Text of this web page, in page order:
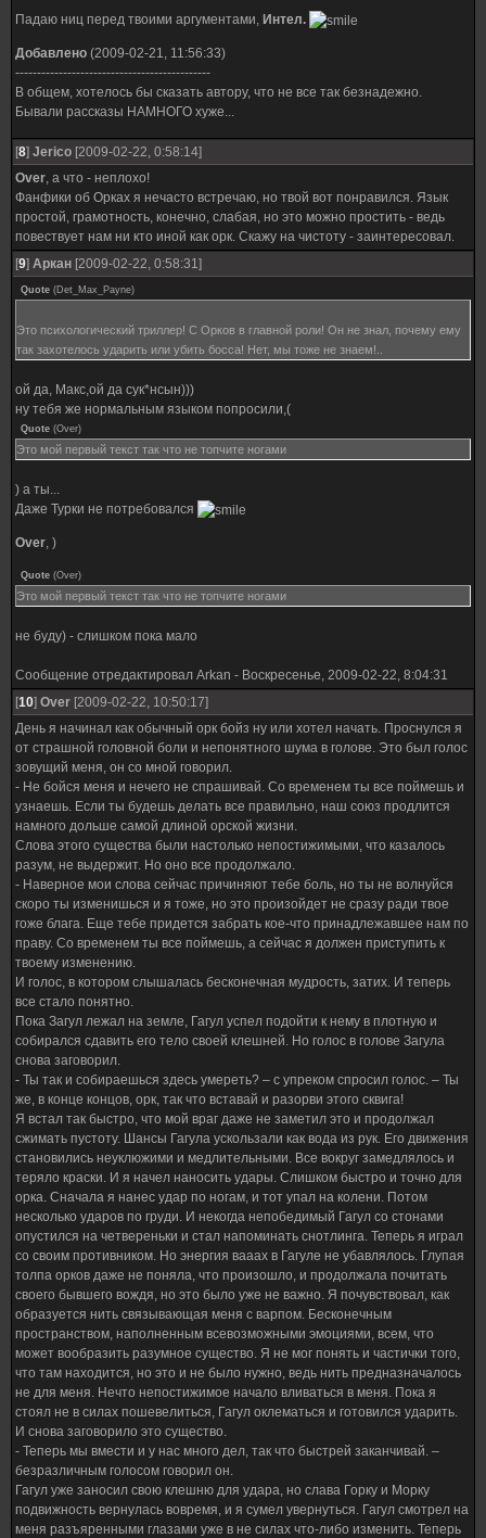
Падаю ниц перед твоими аргументами, Интел.
Добавлено (2009-02-21, 11:56:33)
---------------------------------------------
В общем, хотелось бы сказать автору, что не все так безнадежно.
Бывали рассказы НАМНОГО хуже...
[8] Jerico [2009-02-22, 0:58:14]
Over, а что - неплохо!
Фанфики об Орках я нечасто встречаю, но твой вот понравился. Язык
простой, грамотность, конечно, слабая, но это можно простить - ведь
повествует нам ни кто иной как орк. Скажу на чистоту - заинтересовал.
[9] Аркан [2009-02-22, 0:58:31]
Quote (Det_Max_Payne)
Это психологический триллер! С Орков в главной роли! Он не знал, почему ему
так захотелось ударить или убить босса! Нет, мы тоже не знаем!..
ой да, Макс,ой да сук*нсын)))
ну тебя же нормальным языком попросили,(
Quote (Over)
Это мой первый текст так что не топчите ногами
) а ты...
Даже Турки не потребовался
Over, )
Quote (Over)
Это мой первый текст так что не топчите ногами
не буду) - слишком пока мало
Сообщение отредактировал Arkan - Воскресенье, 2009-02-22, 8:04:31
[10] Over [2009-02-22, 10:50:17]
День я начинал как обычный орк бойз ну или хотел начать. Проснулся я
от страшной головной боли и непонятного шума в голове. Это был голос
зовущий меня, он со мной говорил.
- Не бойся меня и нечего не спрашивай. Со временем ты все поймешь и
узнаешь. Если ты будешь делать все правильно, наш союз продлится
намного дольше самой длиной орской жизни.
Слова этого существа были настолько непостижимыми, что казалось
разум, не выдержит. Но оно все продолжало.
- Наверное мои слова сейчас причиняют тебе боль, но ты не волнуйся
скоро ты изменишься и я тоже, но это произойдет не сразу ради твое
гоже блага. Еще тебе придется забрать кое-что принадлежавшее нам по
праву. Со временем ты все поймешь, а сейчас я должен приступить к
твоему изменению.
И голос, в котором слышалась бесконечная мудрость, затих. И теперь
все стало понятно.
Пока Загул лежал на земле, Гагул успел подойти к нему в плотную и
собирался сдавить его тело своей клешней. Но голос в голове Загула
снова заговорил.
- Ты так и собираешься здесь умереть? – с упреком спросил голос. – Ты
же, в конце концов, орк, так что вставай и разорви этого сквига!
Я встал так быстро, что мой враг даже не заметил это и продолжал
сжимать пустоту. Шансы Гагула ускользали как вода из рук. Его движения
становились неуклюжими и медлительными. Все вокруг замедлялось и
теряло краски. И я начел наносить удары. Слишком быстро и точно для
орка. Сначала я нанес удар по ногам, и тот упал на колени. Потом
несколько ударов по груди. И некогда непобедимый Гагул со стонами
опустился на четвереньки и стал напоминать снотлинга. Теперь я играл
со своим противником. Но энергия вааах в Гагуле не убавлялось. Глупая
толпа орков даже не поняла, что произошло, и продолжала почитать
своего бывшего вождя, но это было уже не важно. Я почувствовал, как
образуется нить связывающая меня с варпом. Бесконечным
пространством, наполненным всевозможными эмоциями, всем, что
может вообразить разумное существо. Я не мог понять и частички того,
что там находится, но это и не было нужно, ведь нить предназначалось
не для меня. Нечто непостижимое начало вливаться в меня. Пока я
стоял не в силах пошевелиться, Гагул оклематься и готовился ударить.
И снова заговорило это существо.
- Теперь мы вмести и у нас много дел, так что быстрей заканчивай. –
безразличным голосом говорил он.
Гагул уже заносил свою клешню для удара, но слава Горку и Морку
подвижность вернулась вовремя, и я сумел увернуться. Гагул смотрел на
меня разъяренными глазами уже в не силах что-либо изменить. Теперь